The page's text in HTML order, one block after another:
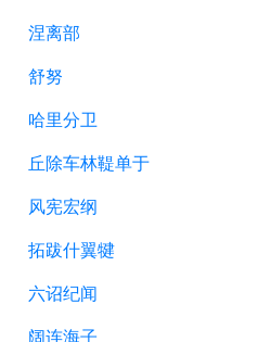
涅离部
舒努
哈里分卫
丘除车林鞮单于
风宪宏纲
拓跋什翼犍
六诏纪闻
阔连海子